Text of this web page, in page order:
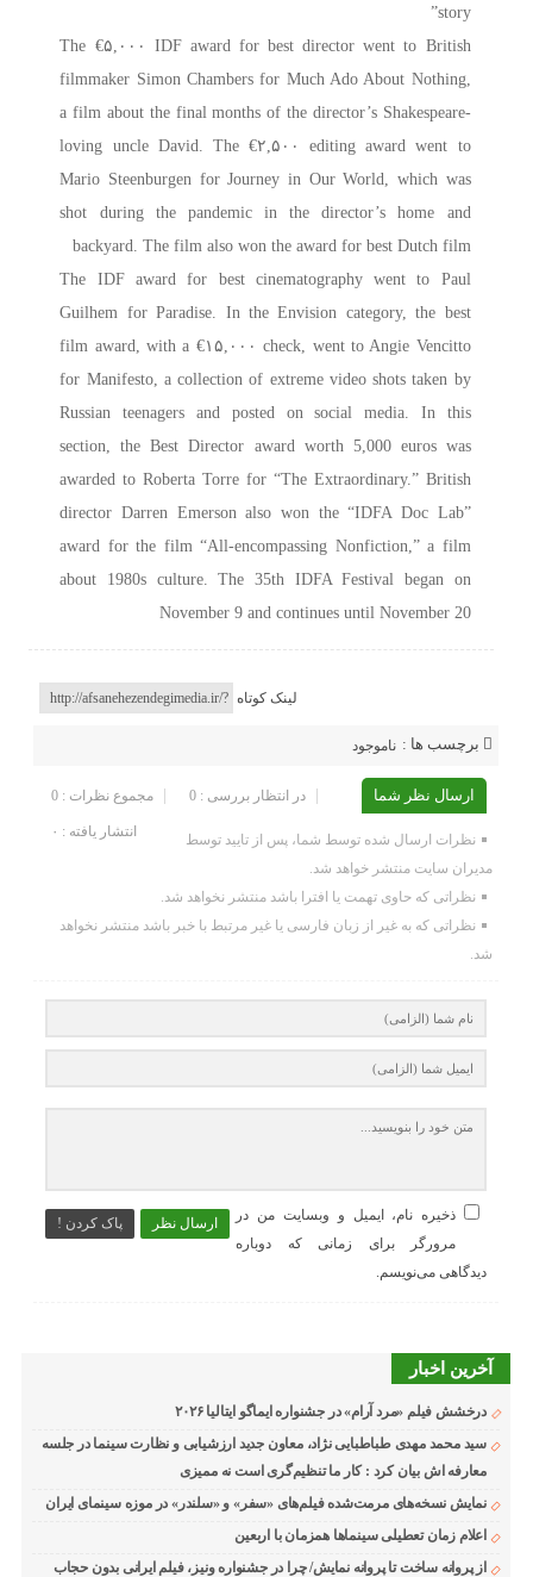
story”
The €۵,۰۰۰ IDF award for best director went to British
filmmaker Simon Chambers for Much Ado About Nothing,
a film about the final months of the director’s Shakespeare-
loving uncle David. The €۲,۵۰۰ editing award went to
Mario Steenburgen for Journey in Our World, which was
shot during the pandemic in the director’s home and
backyard. The film also won the award for best Dutch film
The IDF award for best cinematography went to Paul
Guilhem for Paradise. In the Envision category, the best
film award, with a €۱۵,۰۰۰ check, went to Angie Vencitto
for Manifesto, a collection of extreme video shots taken by
Russian teenagers and posted on social media. In this
section, the Best Director award worth 5,000 euros was
awarded to Roberta Torre for “The Extraordinary.” British
director Darren Emerson also won the “IDFA Doc Lab”
award for the film “All-encompassing Nonfiction,” a film
about 1980s culture. The 35th IDFA Festival began on
November 9 and continues until November 20
لینک کوتاه
برچسب ها : ناموجود
ارسال نظر شما مجموع نظرات : 0 در انتظار بررسی : 0
انتشار یافته : ۰
نظرات ارسال شده توسط شما، پس از تایید توسط
مدیران سایت منتشر خواهد شد.
نظراتی که حاوی تهمت یا افترا باشد منتشر نخواهد شد.
نظراتی که به غیر از زبان فارسی یا غیر مرتبط با خبر باشد منتشر نخواهد
شد.
ارسال نظر پاک کردن !
ذخیره نام، ایمیل و وبسایت من در
مرورگر برای زمانی که دوباره
دیدگاهی می‌نویسم.
آخرین اخبار
درخشش فیلم «مرد آرام» در جشنواره ایماگو ایتالیا ۲۰۲۶
سید محمد مهدی طباطبایی نژاد، معاون جدید ارزشیابی و نظارت سینما در جلسه
معارفه اش بیان کرد : کار ما تنظیم‌گری است نه ممیزی
نمایش نسخه‌های مرمت‌شده فیلم‌های «سفر» و «سلندر» در موزه سینمای ایران
اعلام زمان تعطیلی سینماها همزمان با اربعین
از پروانه ساخت تا پروانه نمایش/ چرا در جشنواره ونیز، فیلم ایرانی بدون حجاب